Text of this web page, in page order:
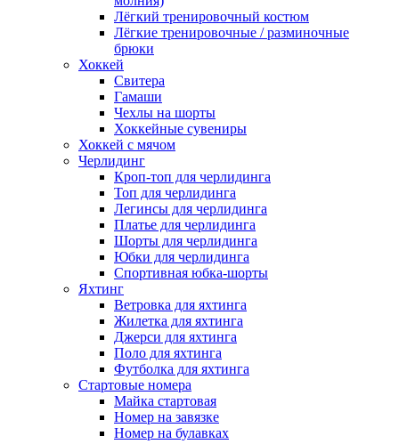
Лёгкий тренировочный костюм
Лёгкие тренировочные / разминочные
брюки
Хоккей
Свитера
Гамаши
Чехлы на шорты
Хоккейные сувениры
Хоккей с мячом
Черлидинг
Кроп-топ для черлидинга
Топ для черлидинга
Легинсы для черлидинга
Платье для черлидинга
Шорты для черлидинга
Юбки для черлидинга
Спортивная юбка-шорты
Яхтинг
Ветровка для яхтинга
Жилетка для яхтинга
Джерси для яхтинга
Поло для яхтинга
Футболка для яхтинга
Стартовые номера
Майка стартовая
Номер на завязке
Номер на булавках